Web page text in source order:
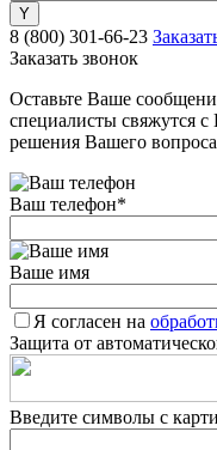
8 (800) 301-66-23
Заказать звонок
Оставьте Ваше
специалисты свяжутся
решения Вашего
Ваш телефон*
Ваше имя
Я согласен на
Защита от
Введите символы с